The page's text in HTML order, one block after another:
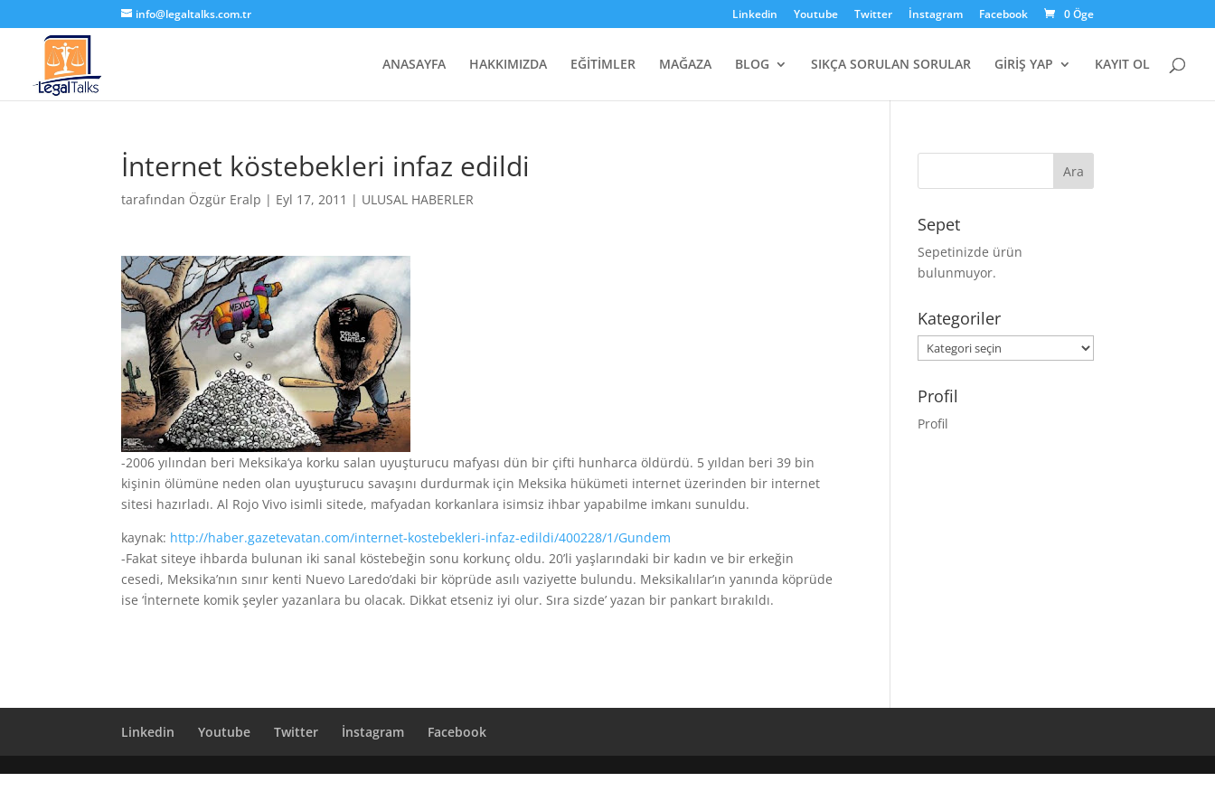
info@legaltalks.com.tr Linkedin Youtube Twitter İnstagram Facebook 0 Öge
ANASAYFA HAKKIMIZDA EĞİTİMLER MAĞAZA BLOG SIKÇA SORULAN SORULAR GİRİŞ YAP KAYIT OL
İnternet köstebekleri infaz edildi
tarafından Özgür Eralp | Eyl 17, 2011 | ULUSAL HABERLER
-2006 yılından beri Meksika’ya korku salan uyuşturucu mafyası dün bir çifti hunharca öldürdü. 5 yıldan beri 39 bin
kişinin ölümüne neden olan uyuşturucu savaşını durdurmak için Meksika hükümeti internet üzerinden bir internet
sitesi hazırladı.Al Rojo Vivo isimli sitede, mafyadan korkanlara isimsiz ihbar yapabilme imkanı sunuldu.
kaynak: http://haber.gazetevatan.com/internet-kostebekleri-infaz-edildi/400228/1/Gundem
-Fakat siteye ihbarda bulunan iki sanal köstebeğin sonu korkunç oldu. 20’li yaşlarındaki bir kadın ve bir erkeğin
cesedi, Meksika’nın sınır kenti Nuevo Laredo’daki bir köprüde asılı vaziyette bulundu. Meksikalılar’ın yanında köprüde
ise ‘İnternete komik şeyler yazanlara bu olacak. Dikkat etseniz iyi olur. Sıra sizde’ yazan bir pankart bırakıldı.
Sepet
Sepetinizde ürün
bulunmuyor.
Kategoriler
Kategoriler
Profil
Profil
Linkedin Youtube Twitter İnstagram Facebook